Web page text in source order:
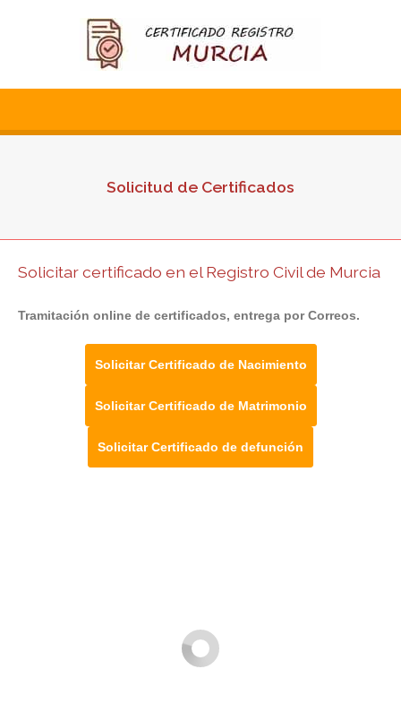
Solicitud de Certificados
Solicitar certificado en el Registro Civil de Murcia
Tramitación online de certificados, entrega por Correos.